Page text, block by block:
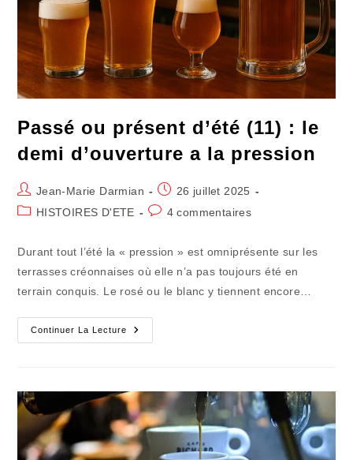
Passé ou présent d’été (11) : le
demi d’ouverture a la pression
Auteur/autrice
de
Jean-Marie Darmian
Publication
publiée :
26 juillet 2025
PostHISTOIRES D'ETE
Commentaires
4 commentaires
Durant tout l’été la « pression » est omniprésente sur les
terrasses créonnaises où elle n’a pas toujours été en
terrain conquis. Le rosé ou le blanc y tiennent encore…
Continuer La Lecture
Passé
Ou
Le
Demi
D’ouverture
A
La
Pression